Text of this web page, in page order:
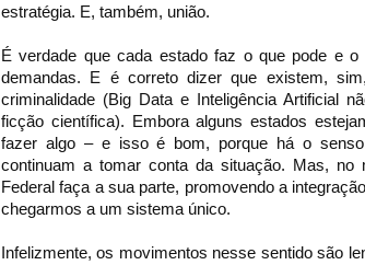
estratégia. E, também, união.
É verdade que cada estado faz o que pode e
demandas. E é correto dizer que existem,
criminalidade (Big Data e Inteligência Artificial
ficção científica). Embora alguns estados
fazer algo – e isso é bom, porque há o
continuam a tomar conta da situação. Mas, no
Federal faça a sua parte, promovendo a
chegarmos a um sistema único.
Infelizmente, os movimentos nesse sentido são